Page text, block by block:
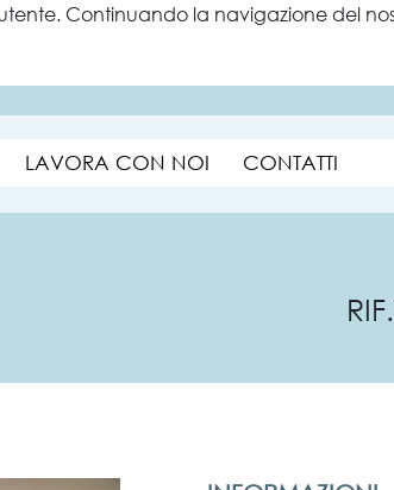
Continuando la navigazione del
LAVORA CON NOI CONTATTI